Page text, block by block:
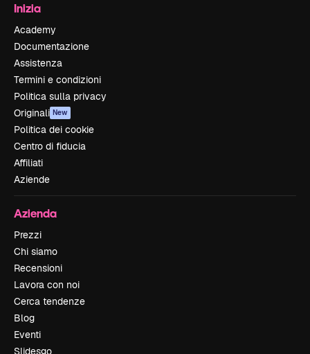
Inizia
Academy
Documentazione
Assistenza
Termini e condizioni
Politica sulla privacy
Originali New
Politica dei cookie
Centro di fiducia
Affiliati
Aziende
Azienda
Prezzi
Chi siamo
Recensioni
Lavora con noi
Cerca tendenze
Blog
Eventi
Slidesgo